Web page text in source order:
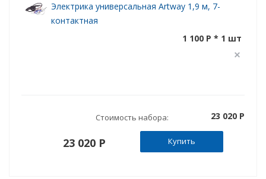
Электрика универсальная Artway 1,9 м, 7-
контактная
1 100 P * 1 шт
Стоимость набора: 23 020 P
23 020 P Купить